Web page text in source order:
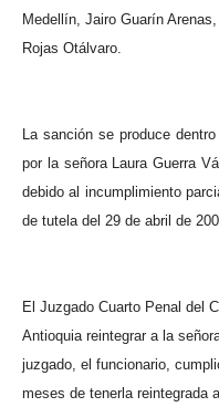
Medellín, Jairo Guarín
Rojas Otálvaro.
La sanción se produce
por la señora Laura Guerra
debido al incumplimiento
de tutela del 29 de abril de
El Juzgado Cuarto Penal del
Antioquia reintegrar a la
juzgado, el funcionario,
meses de tenerla reintegrada